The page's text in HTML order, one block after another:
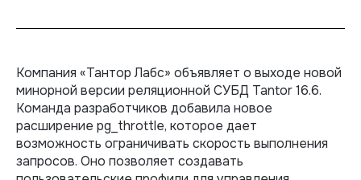
Компания «Тантор Лабс» объявляет о выходе новой
минорной версии реляционной СУБД Tantor 16.6.
Команда разработчиков добавила новое
расширение pg_throttle, которое дает
возможность ограничивать скорость выполнения
запросов. Оно позволяет создавать